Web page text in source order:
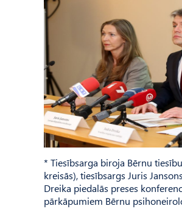
* Tiesībsarga biroja Bērnu
kreisās), tiesībsargs Juris
Dreika piedalās preses
pārkāpumiem Bērnu